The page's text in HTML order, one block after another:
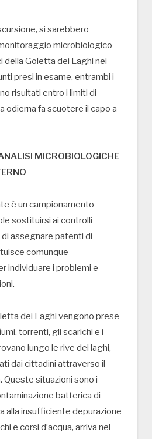
si sarebbero
microbiologico
Goletta dei Laghi nei
presi in esame, entrambi i
risultati entro i limiti di
odierna fa scuotere il capo a
MICROBIOLOGICHE
è un campionamento
sostituirsi ai controlli
assegnare patenti di
comunque
individuare i problemi e
dei Laghi vengono prese
torrenti, gli scarichi e i
lungo le rive dei laghi,
dai cittadini attraverso il
Queste situazioni sono i
batterica di
alla insufficiente depurazione
e corsi d’acqua, arriva nel